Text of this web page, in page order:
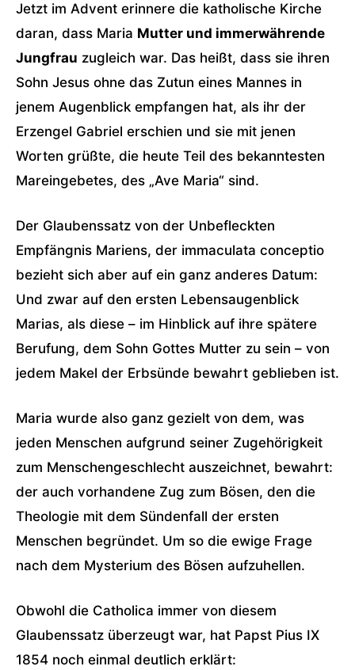
Jetzt im Advent erinnere die katholische Kirche
daran, dass Maria Mutter und immerwährende
Jungfrau zugleich war. Das heißt, dass sie ihren
Sohn Jesus ohne das Zutun eines Mannes in
jenem Augenblick empfangen hat, als ihr der
Erzengel Gabriel erschien und sie mit jenen
Worten grüßte, die heute Teil des bekanntesten
Mareingebetes, des „Ave Maria“ sind.
Der Glaubenssatz von der Unbefleckten
Empfängnis Mariens, der immaculata conceptio
bezieht sich aber auf ein ganz anderes Datum:
Und zwar auf den ersten Lebensaugenblick
Marias, als diese – im Hinblick auf ihre spätere
Berufung, dem Sohn Gottes Mutter zu sein – von
jedem Makel der Erbsünde bewahrt geblieben ist.
Maria wurde also ganz gezielt von dem, was
jeden Menschen aufgrund seiner Zugehörigkeit
zum Menschengeschlecht auszeichnet, bewahrt:
der auch vorhandene Zug zum Bösen, den die
Theologie mit dem Sündenfall der ersten
Menschen begründet. Um so die ewige Frage
nach dem Mysterium des Bösen aufzuhellen.
Obwohl die Catholica immer von diesem
Glaubenssatz überzeugt war, hat Papst Pius IX
1854 noch einmal deutlich erklärt: